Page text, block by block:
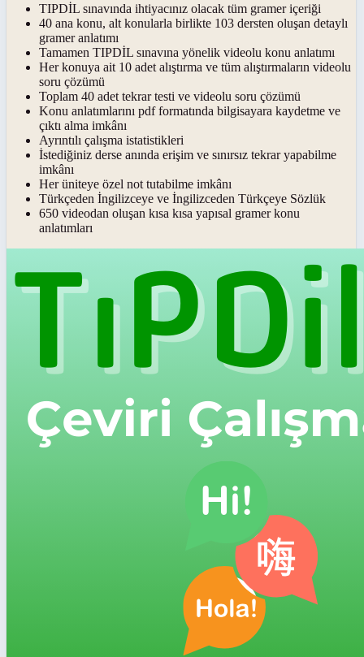
TIPDİL sınavında ihtiyacınız olacak tüm gramer içeriği
40 ana konu, alt konularla birlikte 103 dersten oluşan detaylı
gramer anlatımı
Tamamen TIPDİL sınavına yönelik videolu konu anlatımı
Her konuya ait 10 adet alıştırma ve tüm alıştırmaların videolu
soru çözümü
Toplam 40 adet tekrar testi ve videolu soru çözümü
Konu anlatımlarını pdf formatında bilgisayara kaydetme ve
çıktı alma imkânı
Ayrıntılı çalışma istatistikleri
İstediğiniz derse anında erişim ve sınırsız tekrar yapabilme
imkânı
Her üniteye özel not tutabilme imkânı
Türkçeden İngilizceye ve İngilizceden Türkçeye Sözlük
650 videodan oluşan kısa kısa yapısal gramer konu
anlatımları